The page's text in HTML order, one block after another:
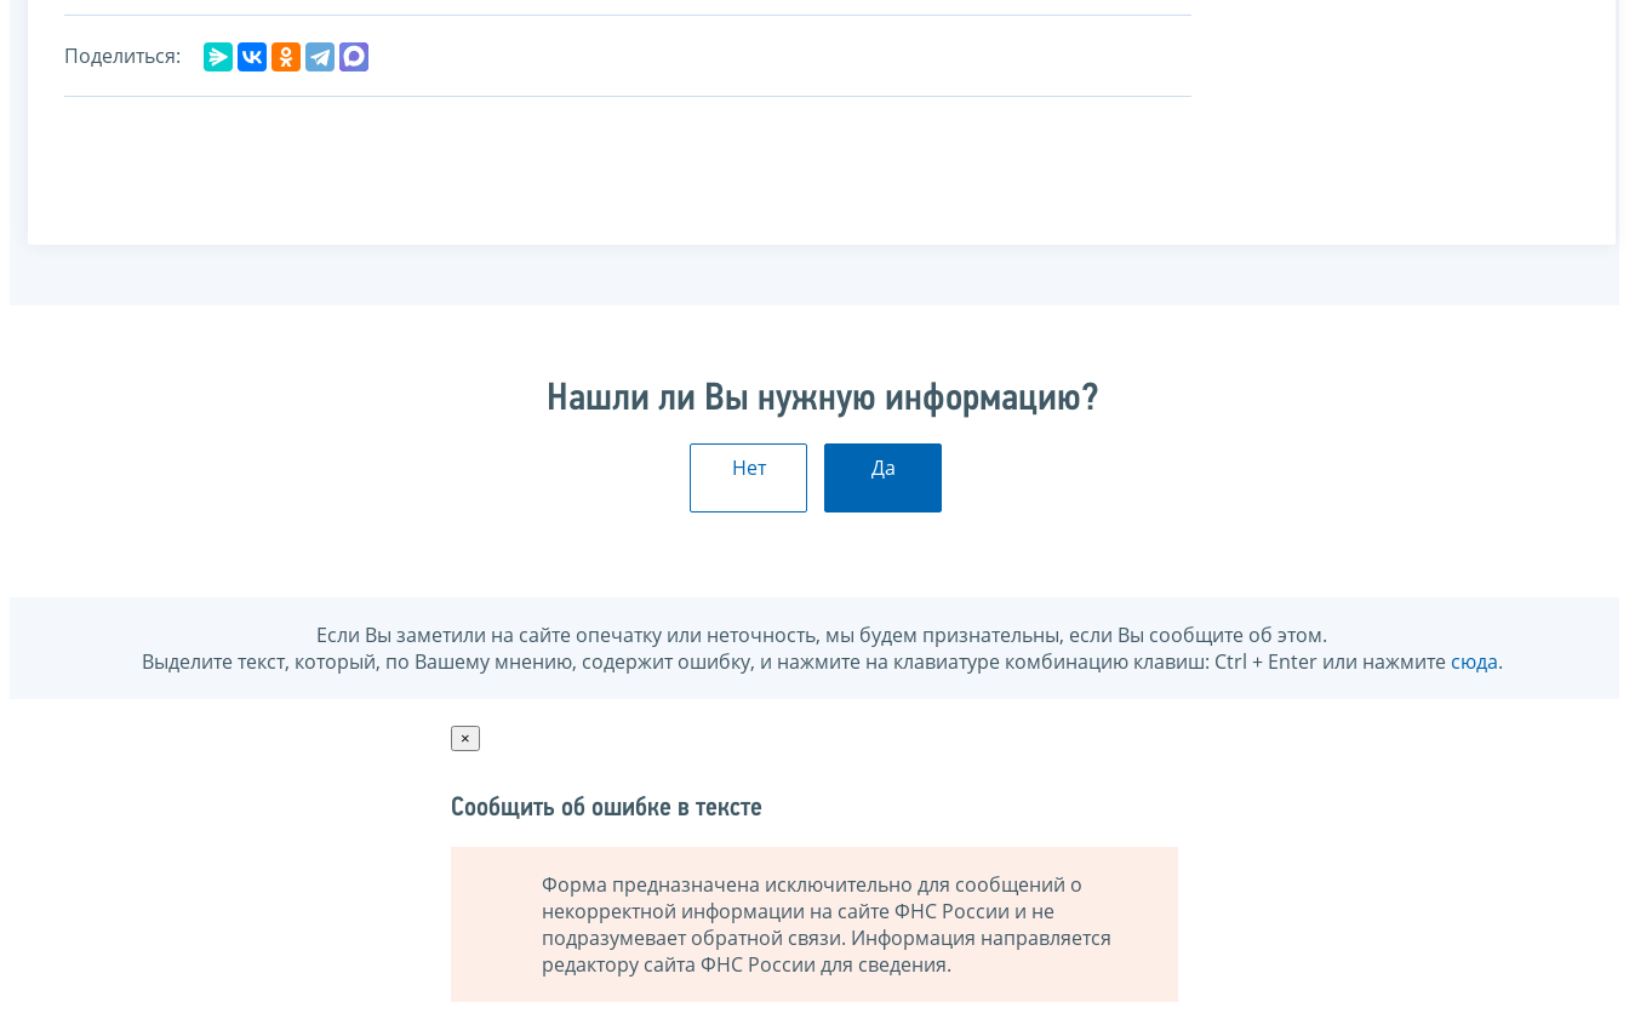
Поделиться:
Нашли ли Вы нужную информацию?
Нет Да
Если Вы заметили на сайте опечатку или неточность, мы будем признательны, если Вы сообщите об этом.
Выделите текст, который, по Вашему мнению, содержит ошибку, и нажмите на клавиатуре комбинацию клавиш: Ctrl + Enter или нажмите сюда.
×
Сообщить об ошибке в тексте
Форма предназначена исключительно для сообщений о
некорректной информации на сайте ФНС России и не
подразумевает обратной связи. Информация направляется
редактору сайта ФНС России для сведения.